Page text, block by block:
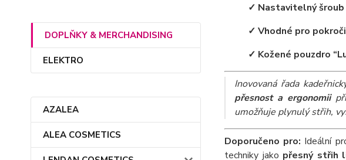
DOPLŇKY & MERCHANDISING
ELEKTRO
AZALEA
ALEA COSMETICS
✓ Nastavitelný
✓ Vhodné pro
✓ Kožené pouzdro
Inovovaná řada
přesnost a ergonomiipři
umožňuje plynulý střih,
Doporučeno pro: Ideální
techniky jako přesný střih